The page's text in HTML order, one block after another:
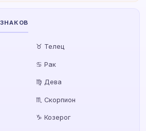
♉ Телец
♋ Рак
♍ Дева
♏ Скорпион
♑ Козерог